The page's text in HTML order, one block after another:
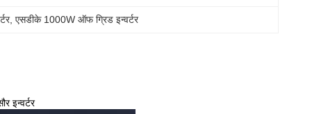
, एसडीके 1000W ऑफ ग्रिड इन्वर्टर
इन्वर्टर